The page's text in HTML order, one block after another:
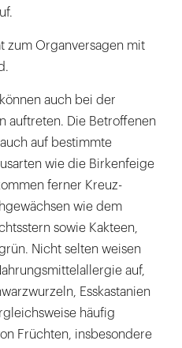
zum Organversagen mit
auch bei der
auftreten. Die Betroffenen
auf bestimmte
wie die Birkenfeige
ferner Kreuz-
wie dem
sowie Kakteen,
Nicht selten weisen
auf,
Esskastanien
häufig
Früchten, insbesondere